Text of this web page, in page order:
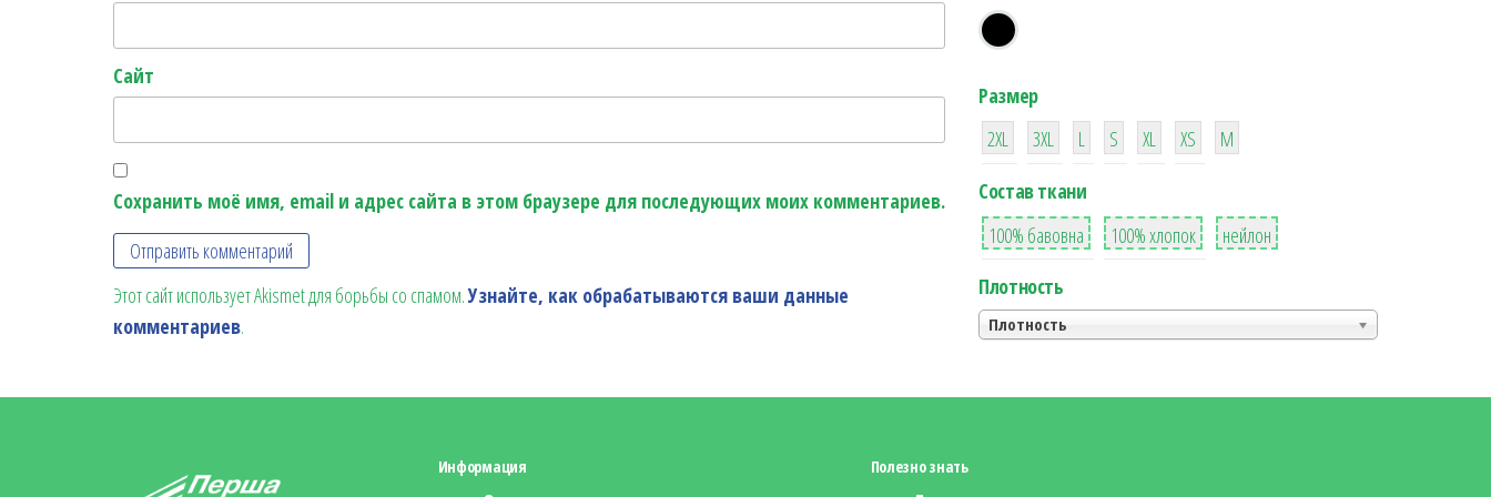
Сайт
Сохранить моё имя, email и адрес сайта в этом браузере для последующих моих комментариев.
Этот сайт использует Akismet для борьбы со спамом.Узнайте, как обрабатываются ваши данные
комментариев.
Размер
38
2XL
16
3XL
42
L
42
S
42
XL XS
М
Состав ткани
8
100% бавовна
36
100% хлопок
2
нейлон
Плотность
Плотность
Информация Полезно знать